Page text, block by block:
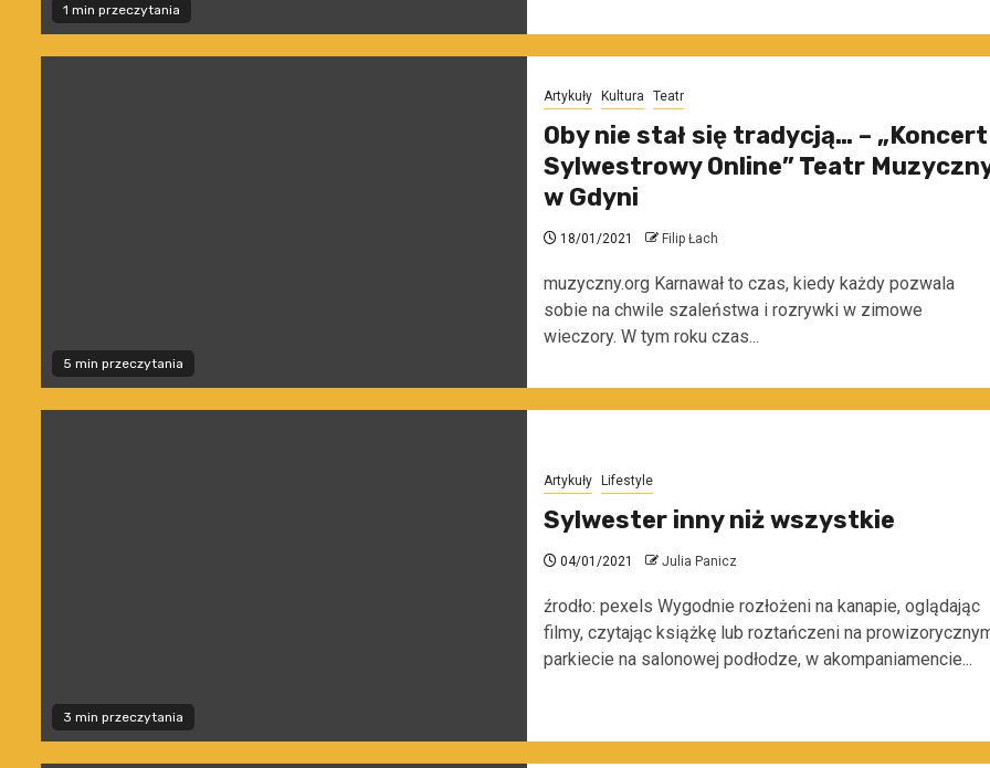
1 min przeczytania
5 min przeczytania
Artykuły Kultura Teatr
Oby nie stał się tradycją… – „Koncert
Sylwestrowy Online” Teatr
w Gdyni
18/01/2021 Filip Łach
muzyczny.org Karnawał to czas, kiedy każdy pozwala
sobie na chwile szaleństwa i rozrywki w zimowe
wieczory. W tym roku czas...
3 min przeczytania
Artykuły Lifestyle
Sylwester inny niż wszystkie
04/01/2021 Julia Panicz
źrodło: pexels Wygodnie rozłożeni na kanapie, oglądając
filmy, czytając książkę lub roztańczeni na
parkiecie na salonowej podłodze, w akompaniamencie...